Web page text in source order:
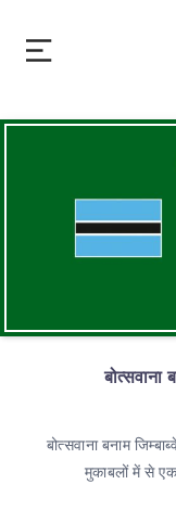
बोत्सवाना
बोत्सवाना बनाम
मुकाबलों में से